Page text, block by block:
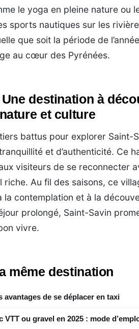
le yoga en pleine nature ou
sports nautiques sur les
que soit la période de
au cœur des Pyrénées.
destination à
et culture
battus pour explorer
et d’authenticité. Ce
visiteurs de se reconnecter
riche. Au fil des saisons, ce
la contemplation et à la
prolongé, Saint-Savin
vivre.
même destination
avantages de se déplacer en taxi
VTT ou gravel en 2025 : mode